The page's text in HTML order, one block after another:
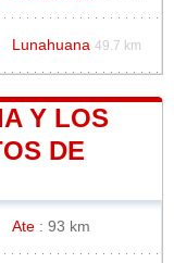
Lunahuana 49.7 km
Y LOS
DE
Ate : 93 km